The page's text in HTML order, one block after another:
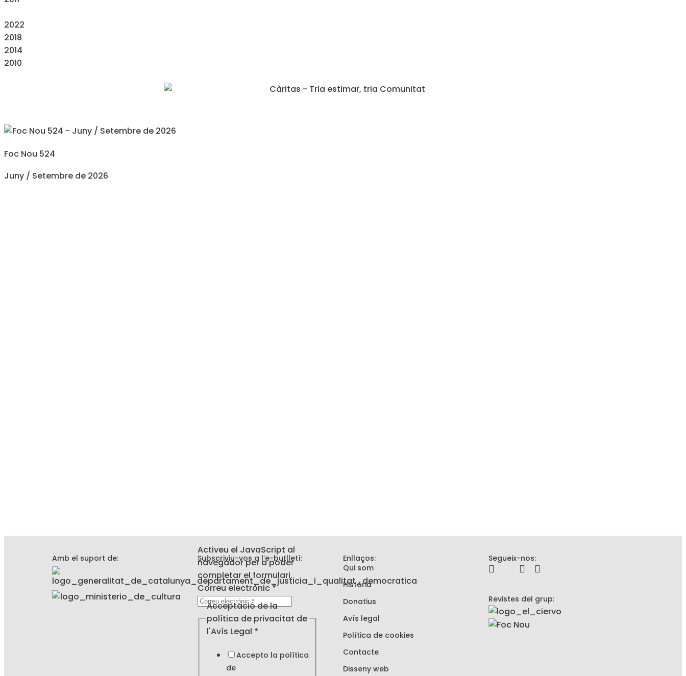
2022
2018
2014
2010
Foc Nou 524
Juny / Setembre de 2026
Amb el suport de: Subscriviu-vos a l’e-butlletí:
Activeu el JavaScript al
navegador per a poder
completar el formulari.
l'Avís
privacitat
Correu electrònic*
Acceptació de la
política de privacitat de
l'Avís Legal *
Accepto la política
de
Enllaços:
Qui som
Història
Donatius
Avís legal
Política de cookies
Contacte
Disseny web
Segueix-nos:
Revistes del grup: